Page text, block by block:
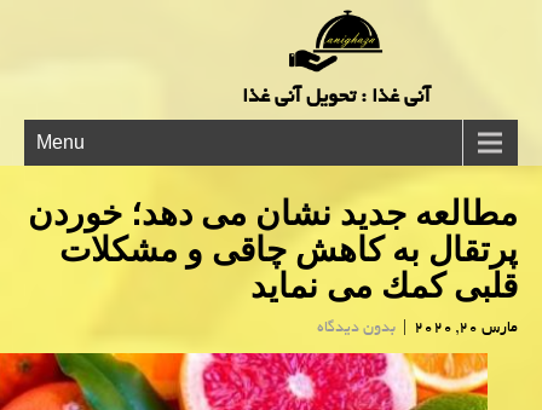
آنی غذا : تحویل آنی غذا
Menu
مطالعه جدید نشان می دهد؛ خوردن
پرتقال به كاهش چاقی و مشكلات
قلبی كمك می نماید
مارس 20, 2020 | بدون دیدگاه